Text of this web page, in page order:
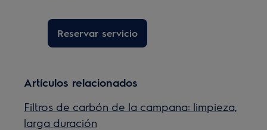
Reservar servicio
Artículos relacionados
Filtros de carbón de la campana: limpieza,
larga duración